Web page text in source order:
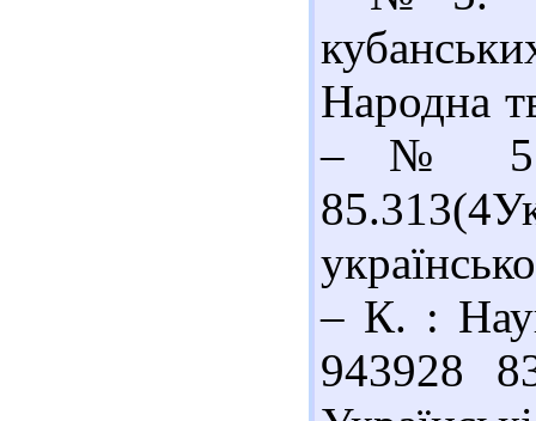
Народна
– № 5.
– К. :
943928